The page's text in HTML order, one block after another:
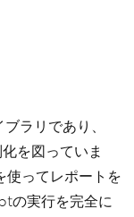
ラリであり、
を図っていま
ってレポートを
の実行を完全に